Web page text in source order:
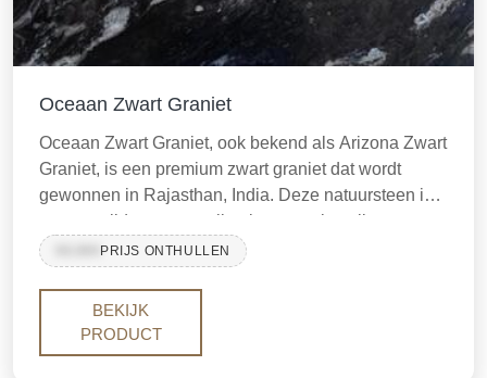
Oceaan Zwart Graniet
Oceaan Zwart Graniet, ook bekend als Arizona Zwart
Graniet, is een premium zwart graniet dat wordt
gewonnen in Rajasthan, India. Deze natuursteen is
zeer gewild vanwege zijn elegante uitstraling,
duurzaamheid en veelzijdigheid, waardoor het een
uitstekende keuze is voor zowel binnen- als
PRIJS ONTHULLEN
BEKIJK
PRODUCT